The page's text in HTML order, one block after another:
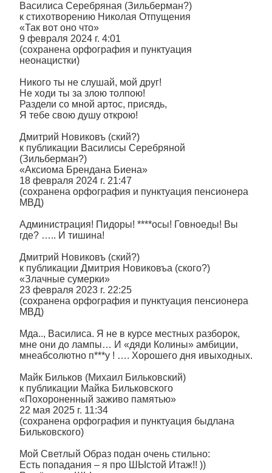
Василиса Серебряная (Зильберман?)
к стихотворению Николая Отпущения
«Так вот оно что»
9 февраля 2024 г. 4:01
(сохранена орфография и пунктуация
неонацистки)
Никого ты не слушай, мой друг!
Не ходи ты за злою толпою!
Раздели со мной артос, присядь,
Я тебе свою душу открою!
Дмитрий Новиковъ (ский?)
к публикации Василисы Серебряной
(Зильберман?)
«Аксиома Брендана Биена»
18 февраля 2024 г. 21:47
(сохранена орфография и пунктуация пенсионера
МВД)
Администрация! Пидоры! ****осы! Говноеды! Вы
где? ….. И тишина!
Дмитрий Новиковъ (ский?)
к публикации Дмитрия Новиковъа (ского?)
«Злачные сумерки»
23 февраля 2023 г. 22:25
(сохранена орфография и пунктуация пенсионера
МВД)
Мда.., Василиса. Я не в курсе местных разборок,
мне они до лампы… И «дяди Колины» амбиции,
мнеабсолютно п***у ! …. Хорошего дня ивыходных.
Майк Бильков (Михаил Бильковский)
к публикации Майка Бильковского
«Похороненный заживо памятью»
22 мая 2025 г. 11:34
(сохранена орфография и пунктуация быдлана
Бильковского)
Мой Светлый Образ подан очень стильно:
Есть попадания – я про ШЫстой Итаж!! ))